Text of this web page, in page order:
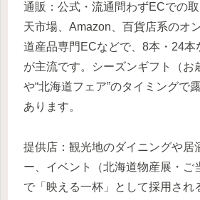
通販：公式・流通問わずECでの
天市場、Amazon、百貨店系のオ
道産品専門ECなどで、8本・24本
が主流です。シーズンギフト（お
や“北海道フェア”のタイミングで
あります。
提供店：観光地のダイニングや居
ー、イベント（北海道物産展・ご
で「映える一杯」として採用され